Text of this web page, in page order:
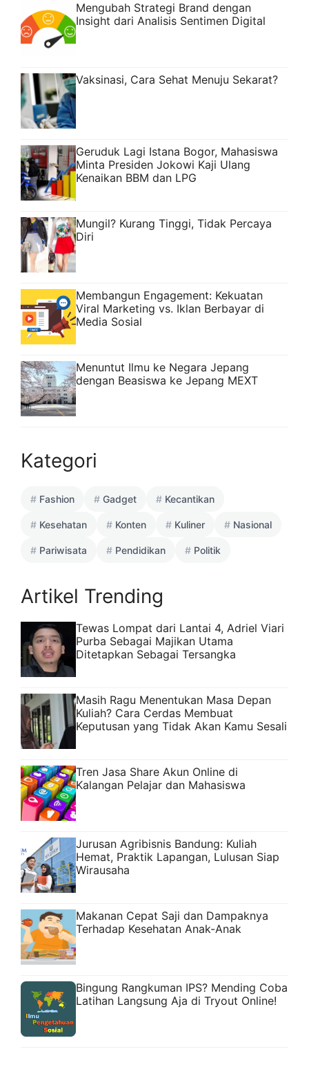
Mengubah Strategi Brand dengan
Insight dari Analisis Sentimen Digital
Vaksinasi, Cara Sehat Menuju Sekarat?
Geruduk Lagi Istana Bogor, Mahasiswa
Minta Presiden Jokowi Kaji Ulang
Kenaikan BBM dan LPG
Mungil? Kurang Tinggi, Tidak Percaya
Diri
Membangun Engagement: Kekuatan
Viral Marketing vs. Iklan Berbayar di
Media Sosial
Menuntut Ilmu ke Negara Jepang
dengan Beasiswa ke Jepang MEXT
Kategori
Fashion Gadget Kecantikan
Kesehatan Konten Kuliner Nasional
Pariwisata Pendidikan Politik
Artikel Trending
Tewas Lompat dari Lantai 4, Adriel Viari
Purba Sebagai Majikan Utama
Ditetapkan Sebagai Tersangka
Masih Ragu Menentukan Masa Depan
Kuliah? Cara Cerdas Membuat
Keputusan yang Tidak Akan Kamu Sesali
Tren Jasa Share Akun Online di
Kalangan Pelajar dan Mahasiswa
Jurusan Agribisnis Bandung: Kuliah
Hemat, Praktik Lapangan, Lulusan Siap
Wirausaha
Makanan Cepat Saji dan Dampaknya
Terhadap Kesehatan Anak-Anak
Bingung Rangkuman IPS? Mending Coba
Latihan Langsung Aja di Tryout Online!